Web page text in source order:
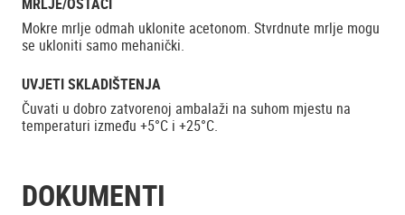
Mokre mrlje odmah uklonite acetonom. Stvrdnute mrlje mogu
se ukloniti samo mehanički.
UVJETI SKLADIŠTENJA
Čuvati u dobro zatvorenoj ambalaži na suhom mjestu na
temperaturi između +5°C i +25°C.
DOKUMENTI